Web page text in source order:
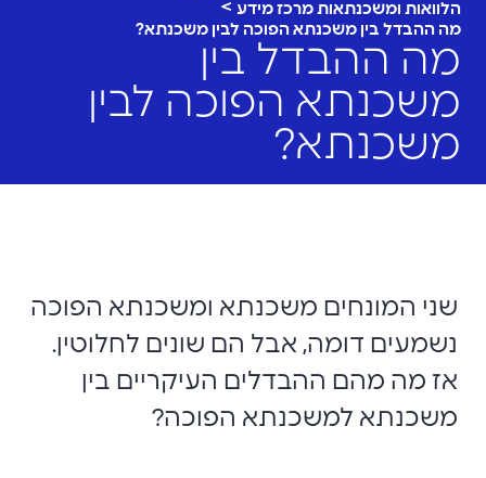
הלוואות ומשכנתאות מרכז מידע
מה ההבדל בין משכנתא הפוכה לבין משכנתא?
מה ההבדל בין
משכנתא הפוכה לבין
משכנתא?
שני המונחים משכנתא ומשכנתא הפוכה
נשמעים דומה, אבל הם שונים לחלוטין.
אז מה מהם ההבדלים העיקריים בין
משכנתא למשכנתא הפוכה?